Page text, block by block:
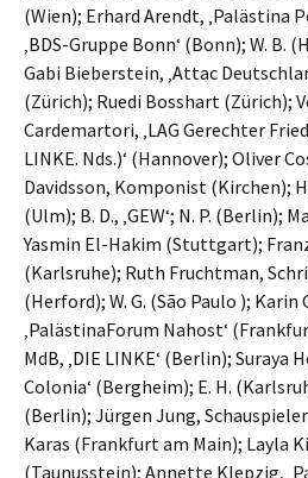
(Wien); Erhard Arendt, ‚Palästina
‚BDS-Gruppe Bonn‘ (Bonn); W. B.
Gabi Bieberstein, ‚Attac
(Zürich); Ruedi Bosshart (Zürich);
Cardemartori, ‚LAG Gerechter
LINKE. Nds.)‘ (Hannover); Oliver
Davidsson, Komponist (Kirchen);
(Ulm); B. D., ‚GEW‘; N. P. (Berlin);
Yasmin El-Hakim (Stuttgart);
(Karlsruhe); Ruth Fruchtman,
(Herford); W. G. (São Paulo ); Karin
‚PalästinaForum Nahost‘
MdB, ‚DIE LINKE‘ (Berlin); Suraya
Colonia‘ (Bergheim); E. H.
(Berlin); Jürgen Jung,
Karas (Frankfurt am Main); Layla
(Taunusstein); Annette Klepzig,